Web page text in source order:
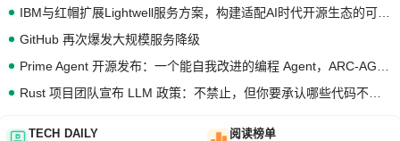
GitHub 再次爆发大规模服务降级
TECH DAILY 阅读榜单